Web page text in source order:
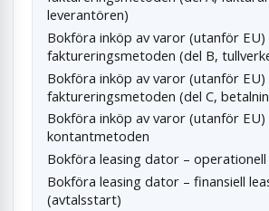
leverantören)
Bokföra inköp av varor (utanför EU)
faktureringsmetoden (del B,
Bokföra inköp av varor (utanför EU)
faktureringsmetoden (del C,
Bokföra inköp av varor (utanför EU)
kontantmetoden
Bokföra leasing dator – operationell
Bokföra leasing dator – finansiell
(avtalsstart)